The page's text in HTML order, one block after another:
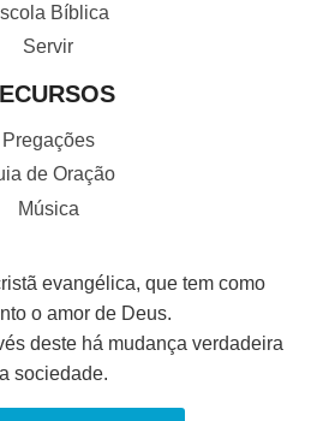
Bíblica
Servir
Pregações
de Oração
Música
evangélica, que tem como
o amor de Deus.
deste há mudança verdadeira
sociedade.